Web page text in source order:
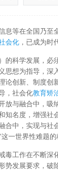
息等在全国乃
会化 ，已成为时
的科学发展，
想为指导，
创新、制度
，社会化教育矫
与融合中，吸
名度，增强社
中，实现与社
一世界性难题的
工作在不断
势发展要求，